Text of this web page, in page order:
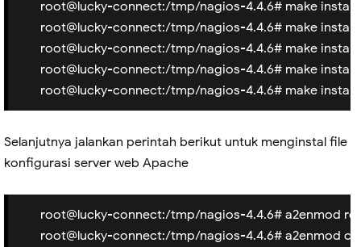
root@lucky-connect:/tmp/nagios-4.4.6# make install
root@lucky-connect:/tmp/nagios-4.4.6# make
root@lucky-connect:/tmp/nagios-4.4.6# make
root@lucky-connect:/tmp/nagios-4.4.6# make
root@lucky-connect:/tmp/nagios-4.4.6# make
Selanjutnya jalankan perintah berikut untuk menginstal file
konfigurasi server web Apache
root@lucky-connect:/tmp/nagios-4.4.6# a2enmod
root@lucky-connect:/tmp/nagios-4.4.6# a2enmod